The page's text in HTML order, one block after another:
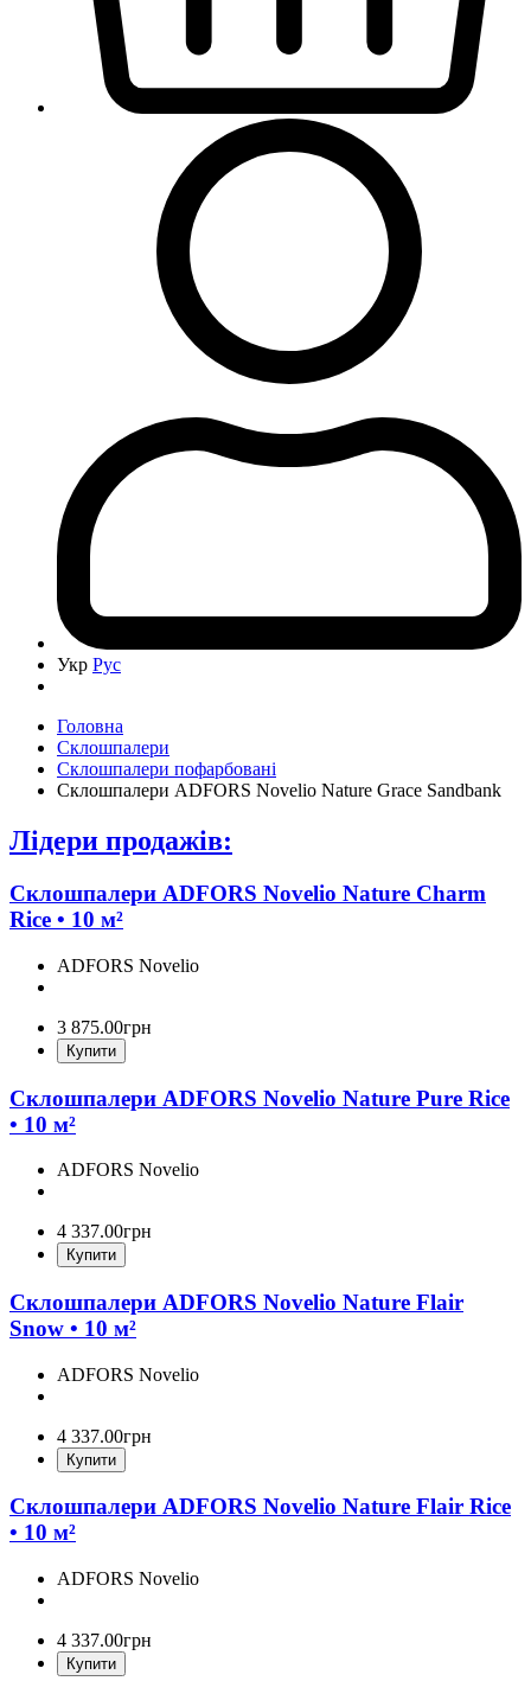
Укр Рус
Головна
Склошпалери
Склошпалери пофарбовані
Склошпалери ADFORS Novelio Nature Grace Sandbank
Лідери продажів:
Склошпалери ADFORS Novelio Nature Charm
Rice • 10 м²
ADFORS Novelio
3 875.00грн
Купити
Склошпалери ADFORS Novelio Nature Pure Rice
• 10 м²
ADFORS Novelio
4 337.00грн
Купити
Склошпалери ADFORS Novelio Nature Flair
Snow • 10 м²
ADFORS Novelio
4 337.00грн
Купити
Склошпалери ADFORS Novelio Nature Flair Rice
• 10 м²
ADFORS Novelio
4 337.00грн
Купити